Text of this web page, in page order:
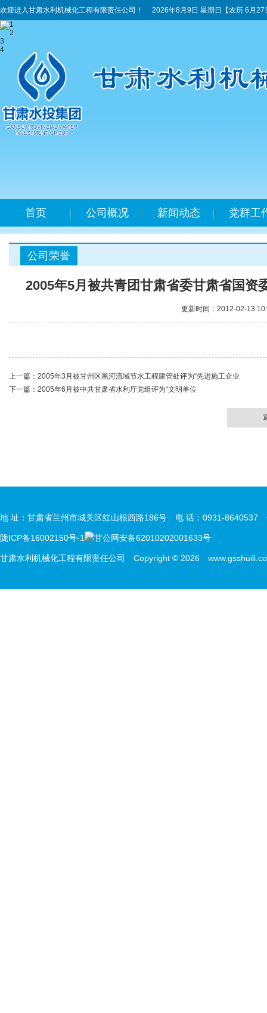
欢迎进入甘肃水利机械化工程有限责任公司！ 2026年8月9日 星期日
【农历 6月27
1
2
3
4
首页 公司概况 新闻动态 党群工
公司荣誉
2005年5月被共青团甘肃省委甘肃省国资
更新时间：2012-02-13
上一篇： 2005年3月被甘州区黑河流域节水工程建管处评为“先进施工企业
下一篇： 2005年6月被中共甘肃省水利厅党组评为“文明单位
地 址：甘肃省兰州市城关区红山根西路186号 电 话：0931-8640537
陇ICP备16002150号-1 甘公网安备62010202001633号
甘肃水利机械化工程有限责任公司 Copyright © 2026